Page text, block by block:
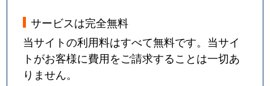
サービスは完全無料
当サイトの利用料はすべて無料です。当サイ
トがお客様に費用をご請求することは一切あ
りません。